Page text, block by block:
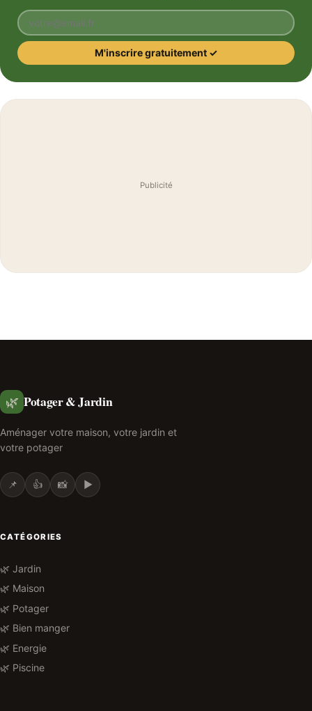
Votre email
M'inscrire gratuitement ✓
Publicité
🌿 Potager & Jardin
Aménager votre maison, votre jardin et
votre potager
📌 👍 📸 ▶️
CATÉGORIES
🌿 Jardin
🌿 Maison
🌿 Potager
🌿 Bien manger
🌿 Energie
🌿 Piscine